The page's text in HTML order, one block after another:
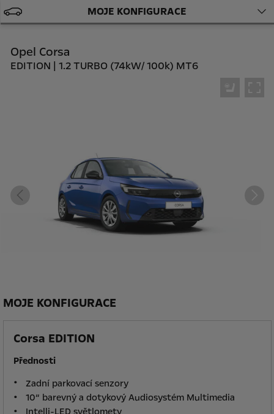
MOJE KONFIGURACE
Opel Corsa
EDITION | 1.2 TURBO (74kW/ 100k) MT6
MOJE KONFIGURACE
Corsa EDITION
Přednosti
Zadní parkovací senzory
10“ barevný a dotykový Audiosystém Multimedia